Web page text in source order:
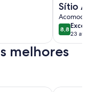
Sítio
8,88,8 de
23
(23
melhores